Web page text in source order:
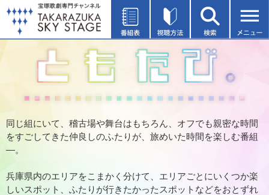
同じ組にいて、稽古場や舞台はもちろん、オフでも親密な時間
をすごしてきた仲良しのふたりが、旅めいた時間を楽しむ番組
―。
兵庫県内のエリアをこまかく分けて、エリアごとにいくつか楽
しいスポット、ふたりが行きたかったスポットなどをおとずれ